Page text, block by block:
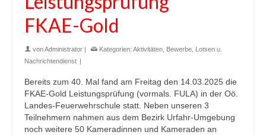
FKAE-Gold
vonAdministrator | Kategorien: Aktivitäten Bewerbe Lotsen u.
Nachrichtendienst |
Bereits zum 40. Mal fand am Freitag den 14.03.2025 die
FKAE-Gold Leistungsprüfung (vormals. FULA) in der Oö.
Landes-Feuerwehrschule statt. Neben unseren 3
Teilnehmern nahmen aus dem Bezirk Urfahr-Umgebung
noch weitere 50 Kameradinnen und Kameraden an